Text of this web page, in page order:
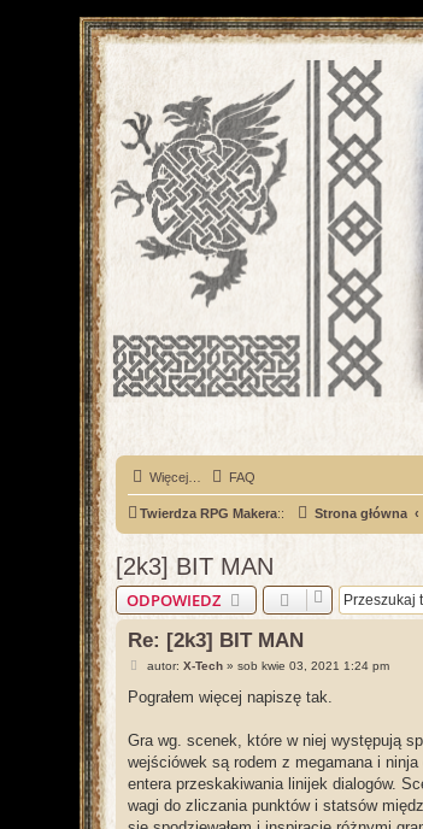
Więcej… FAQ
Twierdza RPG Makera:: Strona główna
[2k3] BIT MAN
ODPOWIEDZ
Re: [2k3] BIT MAN
P
s
autor: X-Tech» sob kwie 03, 2021 1:24 pm
Pograłem więcej napiszę tak.
Gra wg. scenek, które w niej występują
wejściówek są rodem z megamana i
entera przeskakiwania linijek dialogów.
wagi do zliczania punktów i statsów